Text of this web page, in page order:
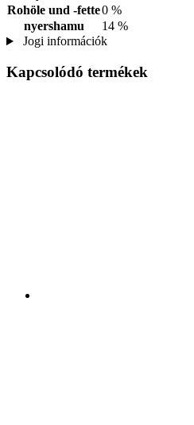
Rohöle und -fette0 %
nyershamu
14 %
Jogi információk
Kapcsolódó termékek